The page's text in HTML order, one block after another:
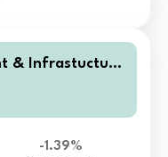
& Infrastucture
-1.39%